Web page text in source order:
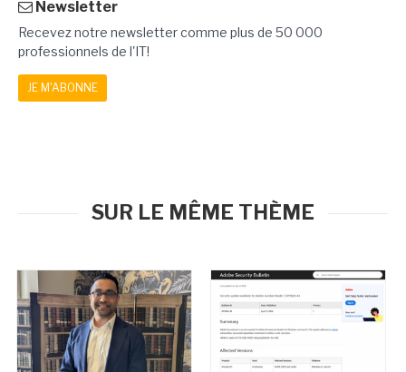
Newsletter
Recevez notre newsletter comme plus de 50 000
professionnels de l'IT!
JE M'ABONNE
SUR LE MÊME THÈME